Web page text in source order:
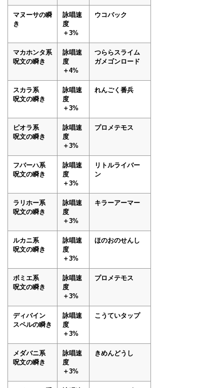
マヌーサの瞬
き
詠唱速
度
＋3%
ウコバック
マカホンタ系
呪文の瞬き
詠唱速
度
＋4%
つららスライム
ガメゴンロード
スカラ系
呪文の瞬き
詠唱速
度
＋3%
れんごく番兵
ピオラ系
呪文の瞬き
詠唱速
度
＋3%
プロメテモス
フバーハ系
呪文の瞬き
詠唱速
度
＋3%
リトルライバー
ン
ラリホー系
呪文の瞬き
詠唱速
度
＋3%
キラーアーマー
ルカニ系
呪文の瞬き
詠唱速
度
＋3%
ほのおのせんし
ボミエ系
呪文の瞬き
詠唱速
度
＋3%
プロメテモス
ディバイン
スペルの瞬き
詠唱速
度
＋3%
こうていタップ
メダバニ系
呪文の瞬き
詠唱速
度
＋3%
きめんどうし